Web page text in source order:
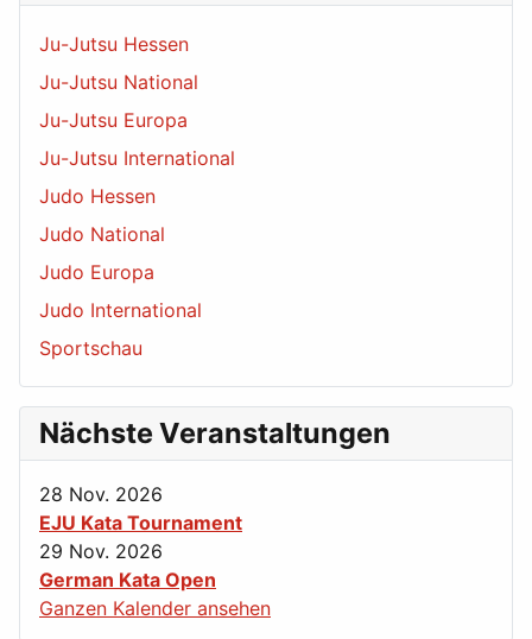
Ju-Jutsu Hessen
Ju-Jutsu National
Ju-Jutsu Europa
Ju-Jutsu International
Judo Hessen
Judo National
Judo Europa
Judo International
Sportschau
Nächste Veranstaltungen
28 Nov. 2026
EJU Kata Tournament
29 Nov. 2026
German Kata Open
Ganzen Kalender ansehen